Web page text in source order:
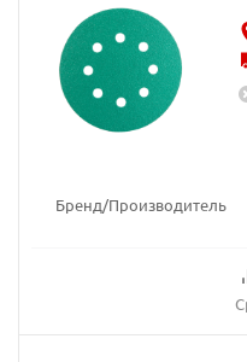
Бренд/Производитель